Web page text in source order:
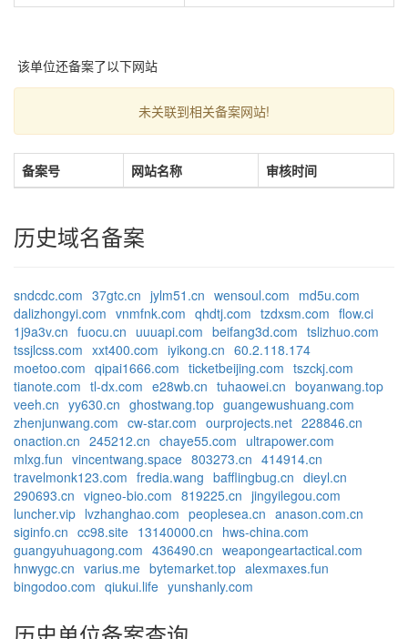
该单位还备案了以下网站
未关联到相关备案网站!
备案号 网站名称 审核时间
历史域名备案
sndcdc.com 37gtc.cn jylm51.cn wensoul.com md5u.com
dalizhongyi.com vnmfnk.com qhdtj.com tzdxsm.com flow.ci
1j9a3v.cn fuocu.cn uuuapi.com beifang3d.com tslizhuo.com
tssjlcss.com xxt400.com iyikong.cn 60.2.118.174
moetoo.com qipai1666.com ticketbeijing.com tszckj.com
tianote.com tl-dx.com e28wb.cn tuhaowei.cn boyanwang.top
veeh.cn yy630.cn ghostwang.top guangewushuang.com
zhenjunwang.com cw-star.com ourprojects.net 228846.cn
onaction.cn 245212.cn chaye55.com ultrapower.com
mlxg.fun vincentwang.space 803273.cn 414914.cn
travelmonk123.com fredia.wang bafflingbug.cn dieyl.cn
290693.cn vigneo-bio.com 819225.cn jingyilegou.com
luncher.vip lvzhanghao.com peoplesea.cn anason.com.cn
siginfo.cn cc98.site 13140000.cn hws-china.com
guangyuhuagong.com 436490.cn weapongeartactical.com
hnwygc.cn varius.me bytemarket.top alexmaxes.fun
bingodoo.com qiukui.life yunshanly.com